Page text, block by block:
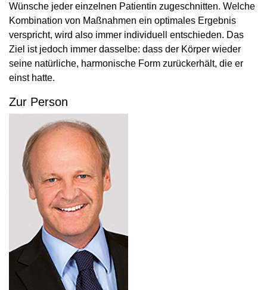
Wünsche jeder einzelnen Patientin zugeschnitten. Welche
Kombination von Maßnahmen ein optimales Ergebnis
verspricht, wird also immer individuell entschieden. Das
Ziel ist jedoch immer dasselbe: dass der Körper wieder
seine natürliche, harmonische Form zurückerhält, die er
einst hatte.
Zur Person